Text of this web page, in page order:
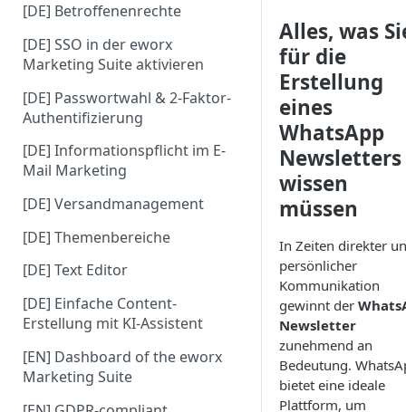
[DE] Betroffenenrechte
[DE] SSO in der eworx
Marketing Suite aktivieren
[DE] Passwortwahl & 2-Faktor-
Authentifizierung
[DE] Informationspflicht im E-
Mail Marketing
[DE] Versandmanagement
[DE] Themenbereiche
[DE] Text Editor
[DE] Einfache Content-
Erstellung mit KI-Assistent
[EN] Dashboard of the eworx
Marketing Suite
Alles, was
für die
Erstellung
eines
WhatsApp
Newsletters
wissen
müssen
In Zeiten direkter
persönlicher
Kommunikation
gewinnt der
Newsletter
zunehmend an
Bedeutung.
bietet eine ideale
Plattform, um